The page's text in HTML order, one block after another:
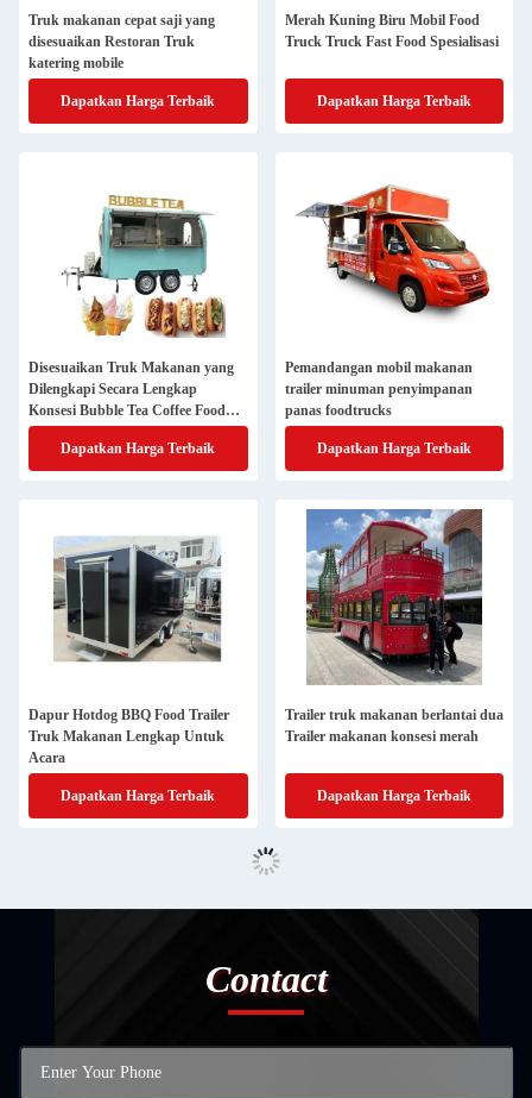
Truk makanan cepat saji yang
disesuaikan Restoran Truk
katering mobile
Dapatkan Harga Terbaik
Merah Kuning Biru Mobil Food
Truck Truck Fast Food Spesialisasi
Dapatkan Harga Terbaik
Disesuaikan Truk Makanan yang
Dilengkapi Secara Lengkap
Konsesi Bubble Tea Coffee Food
Trailer
Dapatkan Harga Terbaik
Pemandangan mobil makanan
trailer minuman penyimpanan
panas foodtrucks
Dapatkan Harga Terbaik
Dapur Hotdog BBQ Food Trailer
Truk Makanan Lengkap Untuk
Acara
Dapatkan Harga Terbaik
Trailer truk makanan berlantai dua
Trailer makanan konsesi merah
Dapatkan Harga Terbaik
Contact